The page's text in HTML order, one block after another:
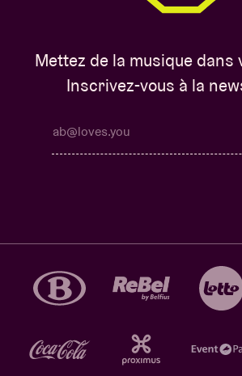
Mettez de la musique dans
Inscrivez-vous à la